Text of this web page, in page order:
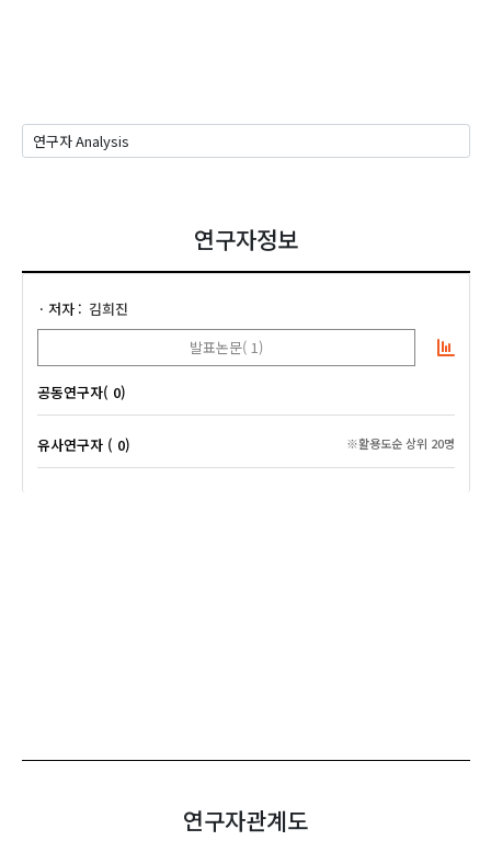
연구자정보
저자
김희진
발표논문( 1)
공동연구자( 0)
유사연구자 ( 0) ※활용도순 상위 20명
연구자관계도